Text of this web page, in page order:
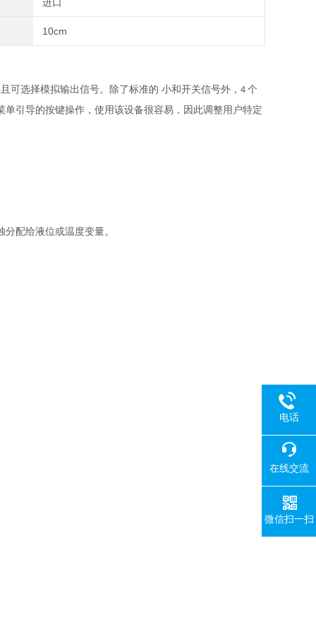
10cm
可选择模拟输出信号。除了标准的 小和开关信号外， 4 个
引导的按键操作，使用该设备很容易，因此调整用户特定
配给液位或温度变量。
电话
在线交流
微信扫一扫